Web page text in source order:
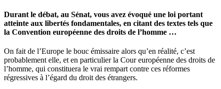
Durant le débat, au Sénat, vous avez évoqué une loi portant
atteinte aux libertés fondamentales, en citant des textes tels que
la Convention européenne des droits de l’homme …
On fait de l’Europe le bouc émissaire alors qu’en réalité, c’est
probablement elle, et en particulier la Cour européenne des droits de
l’homme, qui constituera le vrai rempart contre ces réformes
régressives à l’égard du droit des étrangers.